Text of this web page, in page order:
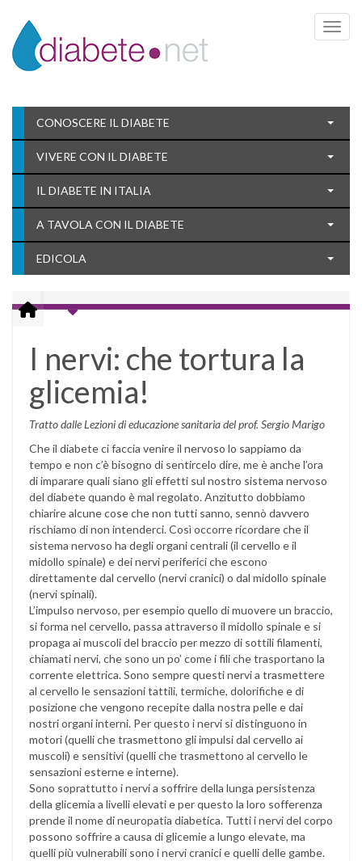
Toggle
CONOSCERE IL DIABETE
VIVERE CON IL DIABETE
IL DIABETE IN ITALIA
A TAVOLA CON IL DIABETE
EDICOLA
I nervi: che tortura la
glicemia!
Tratto dalle Lezioni di educazione sanitaria del prof. Sergio Marigo
Che il diabete ci faccia venire il nervoso lo sappiamo da
tempo e non c’è bisogno di sentircelo dire, me è anche l’ora
di imparare quali siano gli effetti sul nostro sistema nervoso
del diabete quando è mal regolato. Anzitutto dobbiamo
chiarire alcune cose che non tutti sanno, sennò davvero
rischiamo di non intenderci. Così occorre ricordare che il
sistema nervoso ha degli organi centrali (il cervello e il
midollo spinale) e dei nervi periferici che escono
direttamente dal cervello (nervi cranici) o dal midollo spinale
(nervi spinali).
L’impulso nervoso, per esempio quello di muovere un braccio,
si forma nel cervello, passa attraverso il midollo spinale e si
propaga ai muscoli del braccio per mezzo di sottili filamenti,
chiamati nervi, che sono un po’ come i fili che trasportano la
corrente elettrica. Sono sempre questi nervi a trasmettere
al cervello le sensazioni tattili, termiche, dolorifiche e di
posizione che vengono recepite dalla nostra pelle e dai
nostri organi interni. Per questo i nervi si distinguono in
motori (quelli che trasmettono gli impulsi dal cervello ai
muscoli) e sensitivi (quelli che trasmettono al cervello le
sensazioni esterne e interne).
Sono soprattutto i nervi a soffrire della lunga persistenza
della glicemia a livelli elevati e per questo la loro sofferenza
prende il nome di neuropatia diabetica. Tutti i nervi del corpo
possono soffrire a causa di glicemie a lungo elevate, ma
quelli più vulnerabili sono i nervi cranici e quelli delle gambe.